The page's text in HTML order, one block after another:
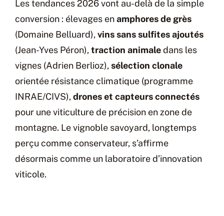
Les tendances 2026 vont au-delà de la simple
conversion : élevages enamphores de grès
(Domaine Belluard), vins sans sulfites ajoutés
(Jean-Yves Péron), traction animaledans les
vignes (Adrien Berlioz), sélection clonale
orientée résistance climatique (programme
INRAE/CIVS), drones et capteurs connectés
pour une viticulture de précision en zone de
montagne. Le vignoble savoyard, longtemps
perçu comme conservateur, s’affirme
désormais comme un laboratoire d’innovation
viticole.